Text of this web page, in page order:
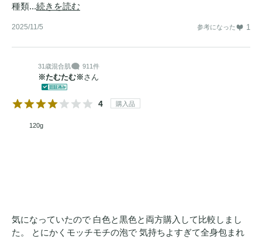
種類...続きを読む
2025/11/5 参考になった 1
31歳混合肌 911件
※たむたむ※さん
4 購入品
120g
気になっていたので 白色と黒色と両方購入して比較しまし
た。 とにかくモッチモチの泡で 気持ちよすぎて全身包まれ